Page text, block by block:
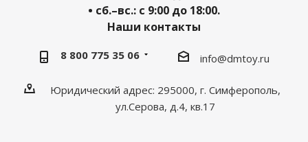
• сб.–вс.: с 9:00 до 18:00.
Наши контакты
8 800 775 35 06 info@dmtoy.ru
Юридический адрес: 295000, г. Симферополь,
ул.Серова, д.4, кв.17